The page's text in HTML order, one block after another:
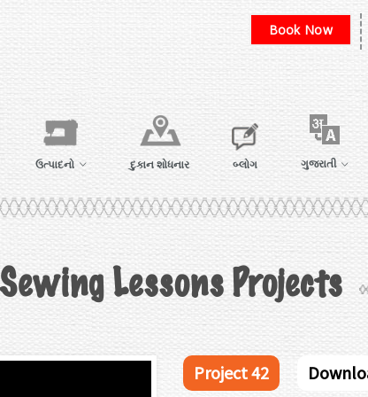
Book Now
ઉત્પાદનો દુકાન શોધનાર બ્લોગ ગુજરાતી
Lessons Projects
Project 42